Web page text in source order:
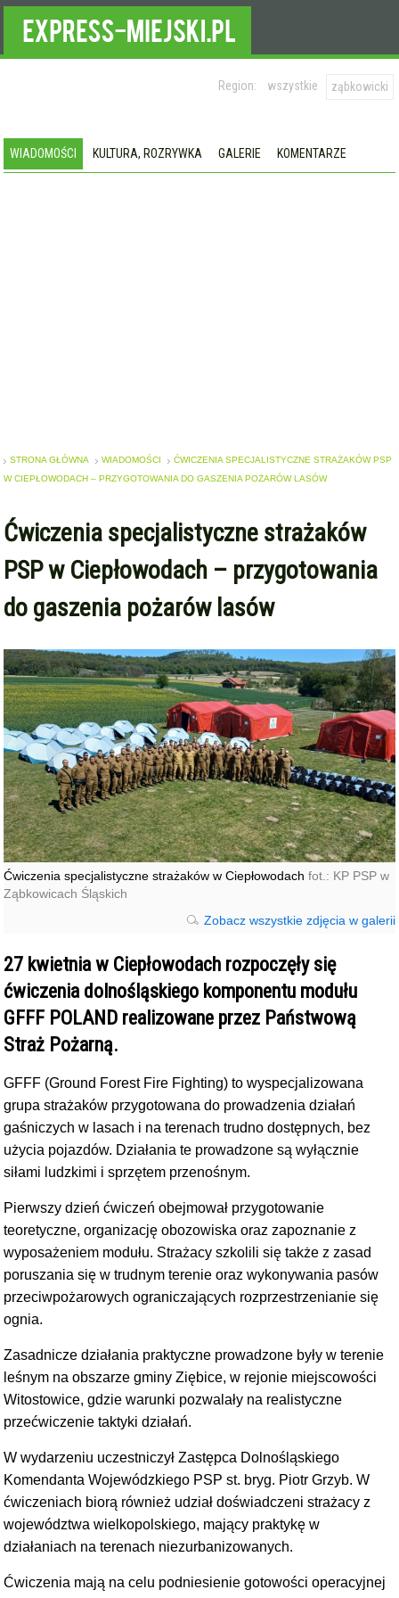
Region: wszystkie ząbkowicki
WIADOMOŚCI KULTURA, ROZRYWKA GALERIE KOMENTARZE
STRONA GŁÓWNA WIADOMOŚCI
ĆWICZENIA SPECJALISTYCZNE STRAŻAKÓW PSP
W CIEPŁOWODACH – PRZYGOTOWANIA DO GASZENIA POŻARÓW LASÓW
Ćwiczenia specjalistyczne strażaków
PSP w Ciepłowodach – przygotowania
do gaszenia pożarów lasów
Ćwiczenia specjalistyczne strażaków w Ciepłowodach fot.: KP PSP w
Ząbkowicach Śląskich
Zobacz wszystkie zdjęcia w galerii
27 kwietnia w Ciepłowodach rozpoczęły się
ćwiczenia dolnośląskiego komponentu modułu
GFFF POLAND realizowane przez Państwową
Straż Pożarną.
GFFF (Ground Forest Fire Fighting) to wyspecjalizowana
grupa strażaków przygotowana do prowadzenia działań
gaśniczych w lasach i na terenach trudno dostępnych, bez
użycia pojazdów. Działania te prowadzone są wyłącznie
siłami ludzkimi i sprzętem przenośnym.
Pierwszy dzień ćwiczeń obejmował przygotowanie
teoretyczne, organizację obozowiska oraz zapoznanie z
wyposażeniem modułu. Strażacy szkolili się także z zasad
poruszania się w trudnym terenie oraz wykonywania pasów
przeciwpożarowych ograniczających rozprzestrzenianie się
ognia.
Zasadnicze działania praktyczne prowadzone były w terenie
leśnym na obszarze gminy Ziębice, w rejonie miejscowości
Witostowice, gdzie warunki pozwalały na realistyczne
przećwiczenie taktyki działań.
W wydarzeniu uczestniczył Zastępca Dolnośląskiego
Komendanta Wojewódzkiego PSP st. bryg. Piotr Grzyb. W
ćwiczeniach biorą również udział doświadczeni strażacy z
województwa wielkopolskiego, mający praktykę w
działaniach na terenach niezurbanizowanych.
Ćwiczenia mają na celu podniesienie gotowości operacyjnej